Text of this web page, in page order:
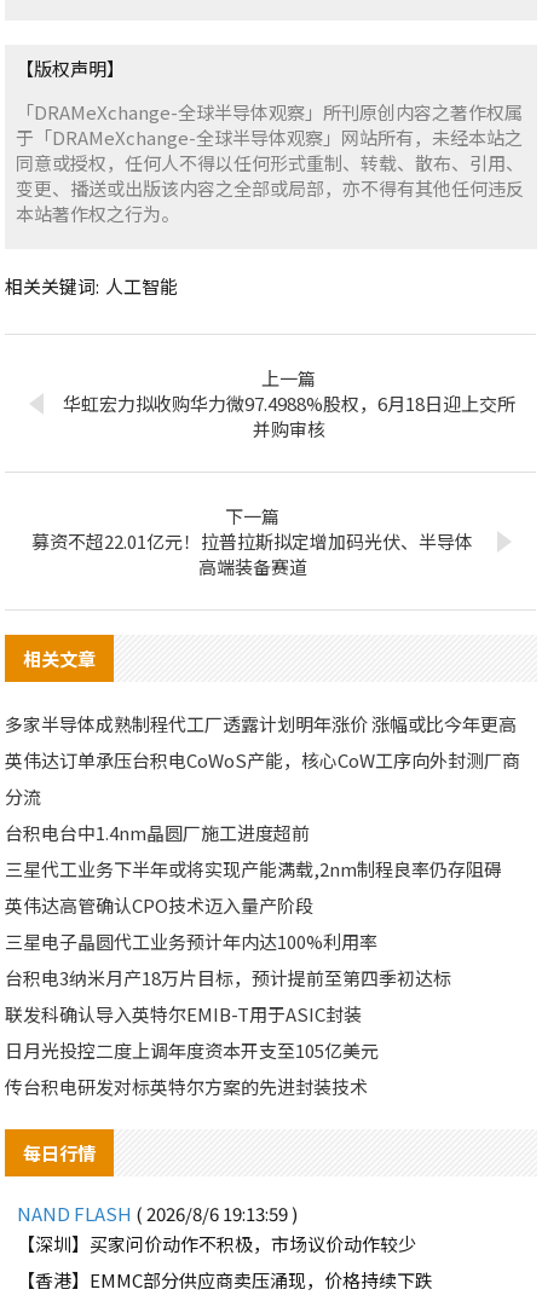
【版权声明】
「DRAMeXchange-全球半导体观察」所刊原创内容之著作权属
于「DRAMeXchange-全球半导体观察」网站所有，未经本站之
同意或授权，任何人不得以任何形式重制、转载、散布、引用、
变更、播送或出版该内容之全部或局部，亦不得有其他任何违反
本站著作权之行为。
相关关键词: 人工智能
上一篇
华虹宏力拟收购华力微97.4988%股权，6月18日迎上交所
并购审核
下一篇
募资不超22.01亿元！拉普拉斯拟定增加码光伏、半导体
高端装备赛道
相关文章
多家半导体成熟制程代工厂透露计划明年涨价 涨幅或比今年更高
英伟达订单承压台积电CoWoS产能，核心CoW工序向外封测厂商
分流
台积电台中1.4nm晶圆厂施工进度超前
三星代工业务下半年或将实现产能满载,2nm制程良率仍存阻碍
英伟达高管确认CPO技术迈入量产阶段
三星电子晶圆代工业务预计年内达100%利用率
台积电3纳米月产18万片目标，预计提前至第四季初达标
联发科确认导入英特尔EMIB-T用于ASIC封装
日月光投控二度上调年度资本开支至105亿美元
传台积电研发对标英特尔方案的先进封装技术
每日行情
NAND FLASH ( 2026/8/6 19:13:59 )
【深圳】买家问价动作不积极，市场议价动作较少
【香港】EMMC部分供应商卖压涌现，价格持续下跌